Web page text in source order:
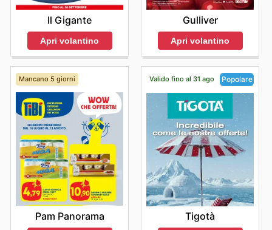
Il Gigante
Apri volantino
Gulliver
Apri volantino
Mancano 5 giorni
Pam Panorama
Valido fino al 31 ago Popolare
Tigotà